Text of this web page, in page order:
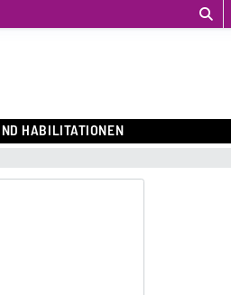
HABILITATIONEN